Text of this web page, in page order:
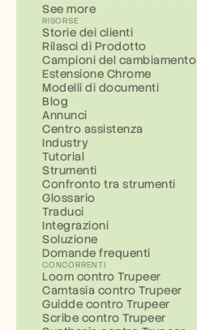
See more
RISORSE
Storie dei clienti
Rilasci di Prodotto
Campioni del cambiamento
Estensione Chrome
Modelli di documenti
Blog
Annunci
Centro assistenza
Industry
Tutorial
Strumenti
Confronto tra strumenti
Glossario
Traduci
Integrazioni
Soluzione
Domande frequenti
CONCORRENTI
Loom contro Trupeer
Camtasia contro Trupeer
Guidde contro Trupeer
Scribe contro Trupeer